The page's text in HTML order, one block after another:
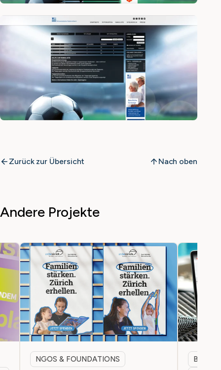
Zurück zur Übersicht Nach oben
Andere Projekte
NGOS & FOUNDATIONS
B2B &